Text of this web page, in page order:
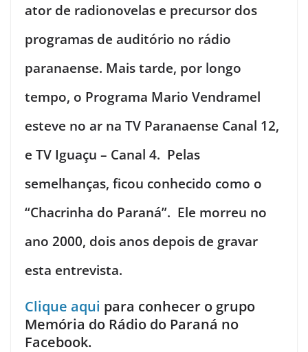
ator de radionovelas e precursor dos
programas de auditório no rádio
paranaense. Mais tarde, por longo
tempo, o Programa Mario Vendramel
esteve no ar na TV Paranaense Canal 12,
e TV Iguaçu – Canal 4. Pelas
semelhanças, ficou conhecido como o
“Chacrinha do Paraná”. Ele morreu no
ano 2000, dois anos depois de gravar
esta entrevista.
Clique aqui para conhecer o grupo
Memória do Rádio do Paraná no
Facebook.